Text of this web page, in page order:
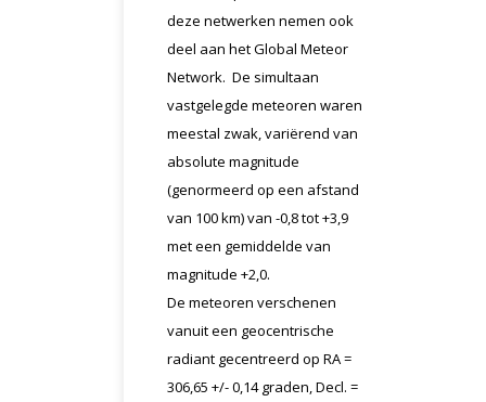
deze netwerken nemen ook
deel aan het Global Meteor
Network. De simultaan
vastgelegde meteoren waren
meestal zwak, variërend van
absolute magnitude
(genormeerd op een afstand
van 100 km) van -0,8 tot +3,9
met een gemiddelde van
magnitude +2,0.
De meteoren verschenen
vanuit een geocentrische
radiant gecentreerd op RA =
306,65 +/- 0,14 graden, Decl. =